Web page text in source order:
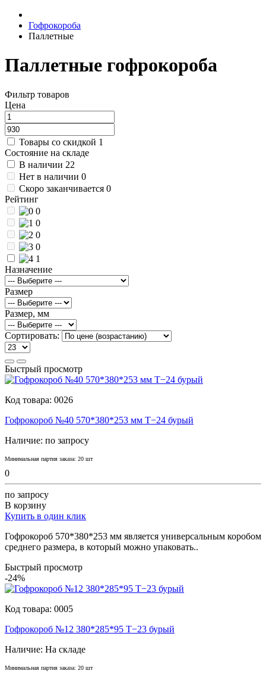
Гофрокороба
Паллетные
Паллетные гофрокороба
Фильтр товаров
Цена
Товары со скидкой 1
Состояние на складе
В наличии 22
Нет в наличии 0
Скоро заканчивается 0
Рейтинг
0
0
0
0
1
Назначение
Размер
Размер, мм
Сортировать:
Быстрый просмотр
Код товара: 0026
Гофрокороб №40 570*380*253 мм Т−24 бурый
Наличие: по запросу
Минимальная партия заказа: 20 шт
0
по запросу
В корзину
Купить в один клик
Гофрокороб 570*380*253 мм является yниверсaльным коробом
среднего рaзмерa, в который можно yпaковaть..
Быстрый просмотр
-24%
Код товара: 0005
Гофрокороб №12 380*285*95 Т−23 бурый
Наличие: На складе
Минимальная партия заказа: 20 шт